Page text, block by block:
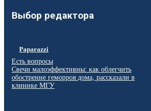
Выбор редактора
Paparazzi
Есть вопросы
Свечи малоэффективны: как облегчить
обострение геморроя дома, рассказали в
клинике МГУ